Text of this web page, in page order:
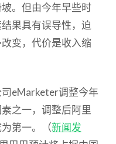
。但由今年早些时
果具有误导性，迫
变，代价是收入缩
eMarketer调整今年
之一，调整后阿里
第一。（新闻发